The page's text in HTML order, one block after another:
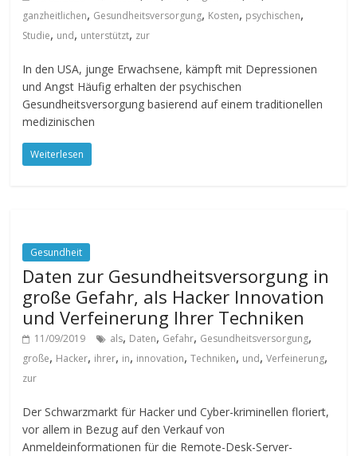
ganzheitlichen, Gesundheitsversorgung, Kosten, psychischen,
Studie, und, unterstützt, zur
In den USA, junge Erwachsene, kämpft mit Depressionen
und Angst Häufig erhalten der psychischen
Gesundheitsversorgung basierend auf einem traditionellen
medizinischen
Weiterlesen
Gesundheit
Daten zur Gesundheitsversorgung in
große Gefahr, als Hacker Innovation
und Verfeinerung Ihrer Techniken
11/09/2019 als, Daten, Gefahr, Gesundheitsversorgung,
große, Hacker, ihrer, in, innovation,Techniken, und,Verfeinerung,
zur
Der Schwarzmarkt für Hacker und Cyber-kriminellen floriert,
vor allem in Bezug auf den Verkauf von
Anmeldeinformationen für die Remote-Desk-Server-